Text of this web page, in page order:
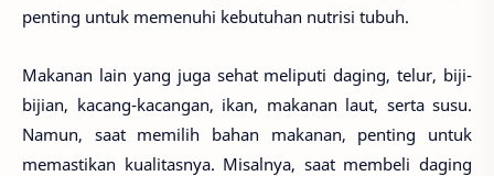
penting untuk memenuhi kebutuhan nutrisi tubuh.
Makanan lain yang juga sehat meliputi daging, telur, biji-
bijian, kacang-kacangan, ikan, makanan laut, serta susu.
Namun, saat memilih bahan makanan, penting untuk
memastikan kualitasnya. Misalnya, saat membeli daging